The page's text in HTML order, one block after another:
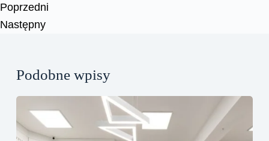
Poprzedni
Następny
Podobne wpisy